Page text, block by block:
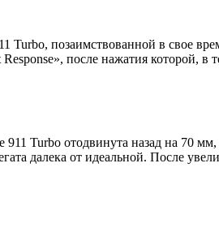
позаимствованной в свое
после нажатия которой, в
Turbo отодвинута назад на 70
далека от идеальной. После